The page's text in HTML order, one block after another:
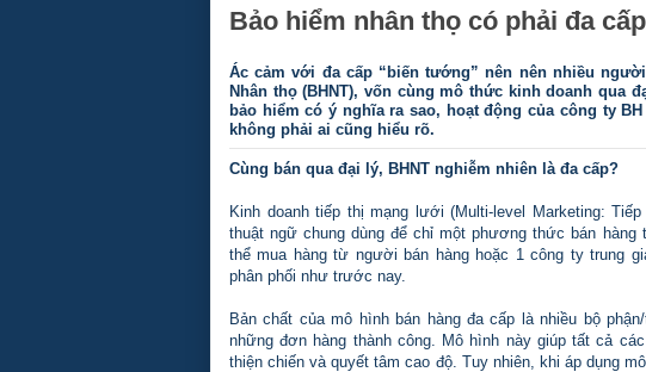
Bảo hiểm nhân thọ có phải đa
Ác cảm với đa cấp “biến tướng” nên nên nhiều
Nhân thọ (BHNT), vốn cùng mô thức kinh doanh qua
bảo hiểm có ý nghĩa ra sao, hoạt động của công ty
không phải ai cũng hiểu rõ.
Cùng bán qua đại lý, BHNT nghiễm nhiên là đa cấp?
Kinh doanh tiếp thị mạng lưới (Multi-level Marketing:
thuật ngữ chung dùng để chỉ một phương thức bán
thể mua hàng từ người bán hàng hoặc 1 công ty trung
phân phối như trước nay.
Bản chất của mô hình bán hàng đa cấp là nhiều bộ
những đơn hàng thành công. Mô hình này giúp tất cả
thiện chiến và quyết tâm cao độ. Tuy nhiên, khi áp dụng